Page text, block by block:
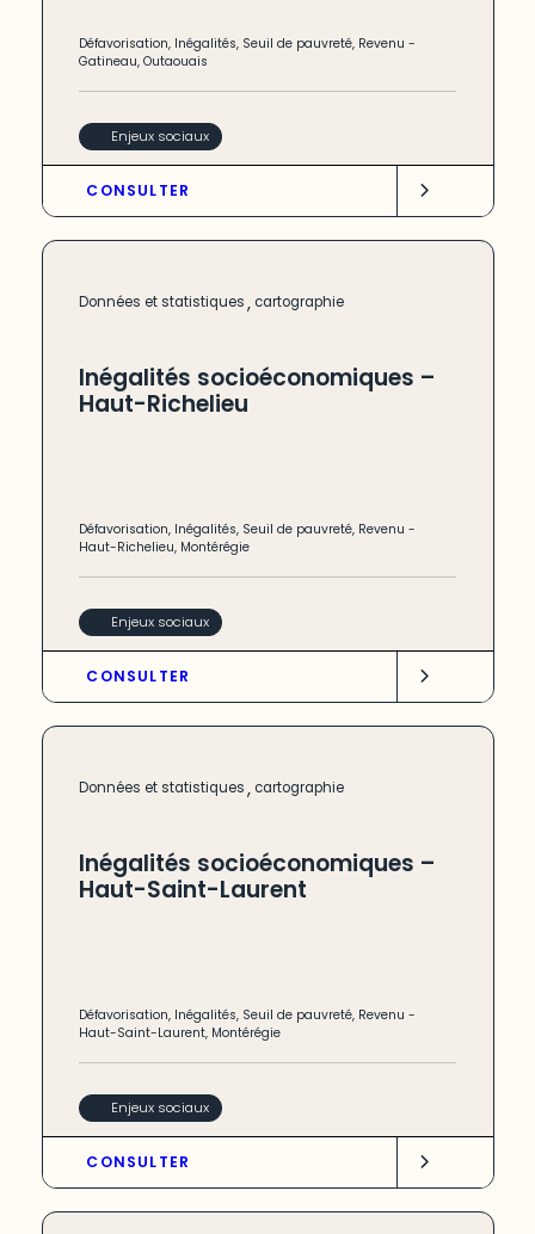
Défavorisation, Inégalités, Seuil de pauvreté, Revenu -
Gatineau,Outaouais
Enjeux sociaux
CONSULTER
Données et statistiques, cartographie
Inégalités socioéconomiques –
Haut-Richelieu
Défavorisation, Inégalités, Seuil de pauvreté, Revenu -
Haut-Richelieu, Montérégie
Enjeux sociaux
CONSULTER
Données et statistiques, cartographie
Inégalités socioéconomiques –
Haut-Saint-Laurent
Défavorisation, Inégalités, Seuil de pauvreté, Revenu -
Haut-Saint-Laurent, Montérégie
Enjeux sociaux
CONSULTER